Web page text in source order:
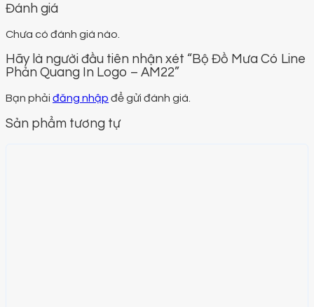
Đánh giá
Chưa có đánh giá nào.
Hãy là người đầu tiên nhận xét “Bộ Đồ Mưa Có Line
Phản Quang In Logo – AM22”
Bạn phải đăng nhập để gửi đánh giá.
Sản phẩm tương tự